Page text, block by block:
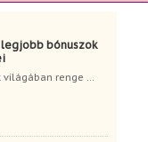
legjobb bónuszok
renge ...